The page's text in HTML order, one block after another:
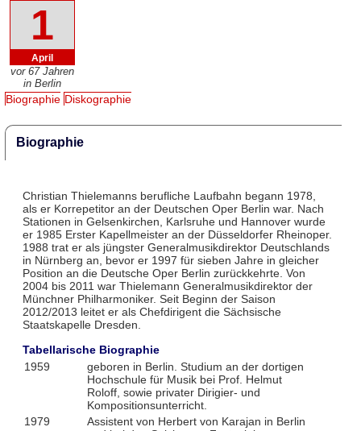
1
April
vor 67 Jahren
in Berlin
Biographie Diskographie
Biographie
Christian Thielemanns berufliche Laufbahn begann 1978,
als er Korrepetitor an der Deutschen Oper Berlin war. Nach
Stationen in Gelsenkirchen, Karlsruhe und Hannover wurde
er 1985 Erster Kapellmeister an der Düsseldorfer Rheinoper.
1988 trat er als jüngster Generalmusikdirektor Deutschlands
in Nürnberg an, bevor er 1997 für sieben Jahre in gleicher
Position an die Deutsche Oper Berlin zurückkehrte. Von
2004 bis 2011 war Thielemann Generalmusikdirektor der
Münchner Philharmoniker. Seit Beginn der Saison
2012/2013 leitet er als Chefdirigent die Sächsische
Staatskapelle Dresden.
Tabellarische Biographie
1959
geboren in Berlin. Studium an der dortigen
Hochschule für Musik bei Prof. Helmut
Roloff, sowie privater Dirigier- und
Kompositionsunterricht.
1979
Assistent von Herbert von Karajan in Berlin